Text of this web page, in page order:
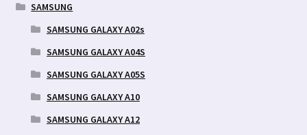
SAMSUNG
SAMSUNG GALAXY A02s
SAMSUNG GALAXY A04S
SAMSUNG GALAXY A05S
SAMSUNG GALAXY A10
SAMSUNG GALAXY A12